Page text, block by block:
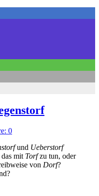
0
und Ueberstorf
mit Torfzu tun, oder
von Dorf?